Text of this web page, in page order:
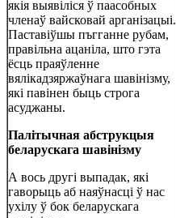
якія выявіліся ў паасобных
членаў вайсковай арганізацыі.
Паставіўшы пъгганне рубам,
правільна ацаніла, што гэта
ёсць праяўленне
вялікадзяржаўнага шавінізму,
які павінен быць строга
асуджаны.
Палітычная абструкцыя
беларускага шавінізму
А вось другі выпадак, які
гаворыць аб наяўнасці ў нас
ухілу ў бок беларускага